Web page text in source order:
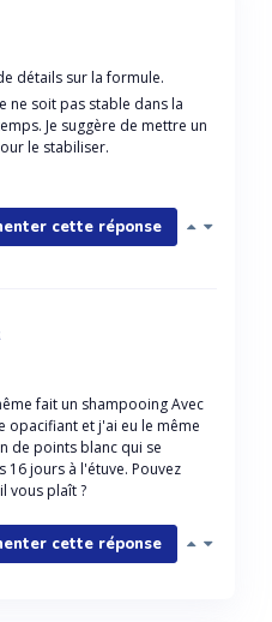
détails sur la formule.
ne soit pas stable dans la
Je suggère de mettre un
le stabiliser.
cette réponse
fait un shampooing Avec
opacifiant et j'ai eu le même
de points blanc qui se
16 jours à l'étuve. Pouvez
vous plaît ?
cette réponse